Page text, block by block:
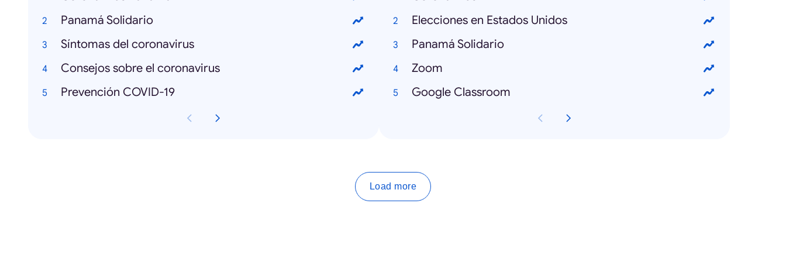
Panamá Solidario
Síntomas del coronavirus
Consejos sobre el coronavirus
Prevención COVID-19
Elecciones en Estados Unidos
Panamá Solidario
Zoom
Google Classroom
Load more